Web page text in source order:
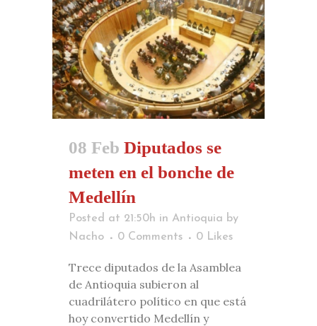
08 Feb Diputados se
meten en el bonche de
Medellín
Posted at 21:50h in Antioquia by
Nacho
0 Comments 0 Likes
Trece diputados de la Asamblea
de Antioquia subieron al
cuadrilátero político en que está
hoy convertido Medellín y